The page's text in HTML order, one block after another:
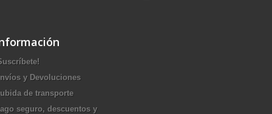
y Devoluciones
de transporte
seguro, descuentos y